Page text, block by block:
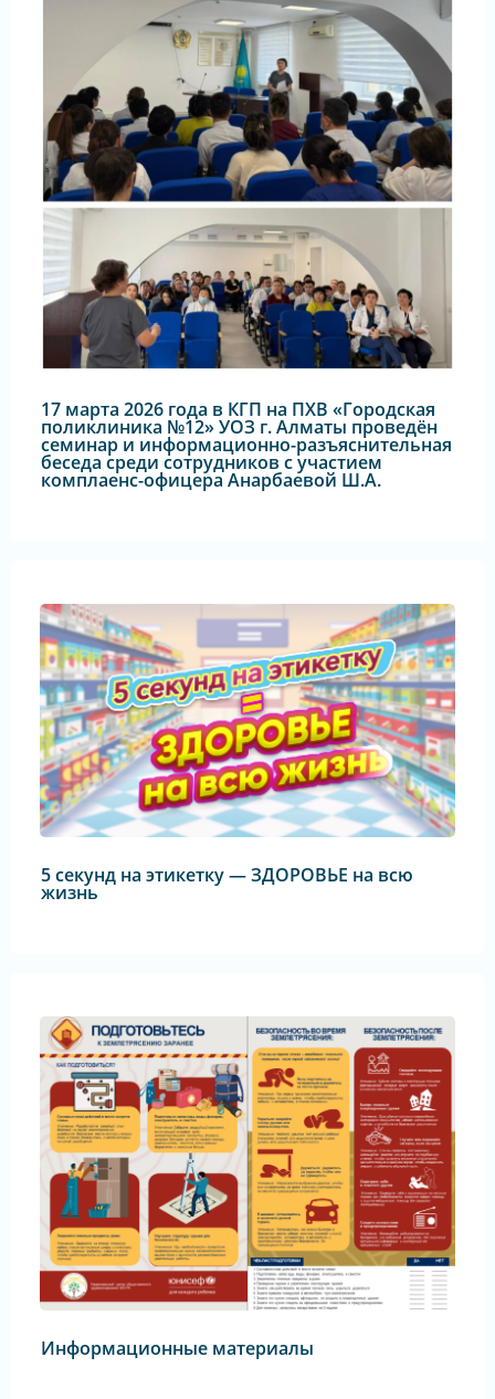
17 марта 2026 года в КГП на ПХВ «Городская
поликлиника №12» УОЗ г. Алматы проведён
семинар и информационно-разъяснительная
беседа среди сотрудников с участием
комплаенс-офицера Анарбаевой Ш.А.
5 секунд на этикетку — ЗДОРОВЬЕ на всю
жизнь
Информационные материалы